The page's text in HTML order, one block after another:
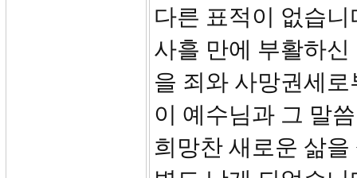
다른 표적이 없습
사흘 만에 부활하
을 죄와 사망권세
이 예수님과 그 말
희망찬 새로운 삶